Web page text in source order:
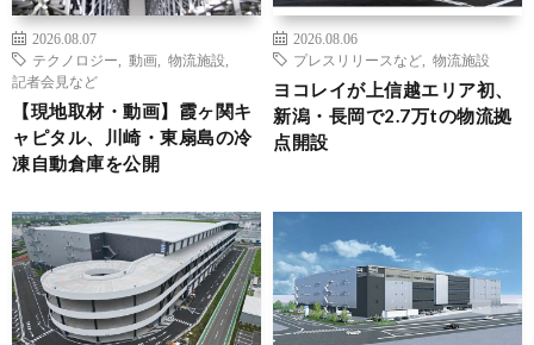
2026.08.07
テクノロジー
動画 物流施設
記者会見など
【現地取材・動画】霞ヶ関キ
ャピタル、川崎・東扇島の冷
凍自動倉庫を公開
2026.08.06
プレスリリースなど
物流施設
ヨコレイが上信越エリア初、
新潟・長岡で2.7万tの物流拠
点開設